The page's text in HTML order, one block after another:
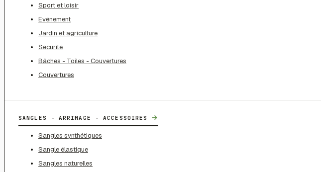
Sport et loisir
Evénement
Jardin et agriculture
Sécurité
Bâches - Toiles - Couvertures
Couvertures
SANGLES - ARRIMAGE - ACCESSOIRES →
Sangles synthétiques
Sangle élastique
Sangles naturelles